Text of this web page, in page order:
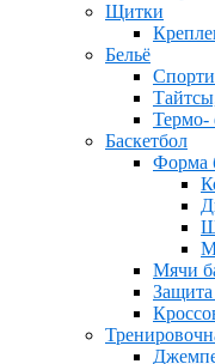
Щитки
Бельё
Термо-
Баскетбол
Форма
Мячи
Защита